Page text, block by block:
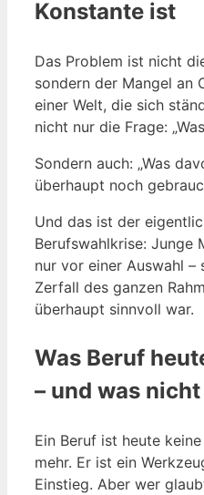
Konstante ist
Das Problem ist nicht
sondern der Mangel an
einer Welt, die sich
nicht nur die Frage:
Sondern auch: „Was
überhaupt noch
Und das ist der
Berufswahlkrise: Junge
nur vor einer Auswahl –
Zerfall des ganzen
überhaupt sinnvoll war.
Was Beruf
– und was
Ein Beruf ist heute
mehr. Er ist ein
Einstieg. Aber wer